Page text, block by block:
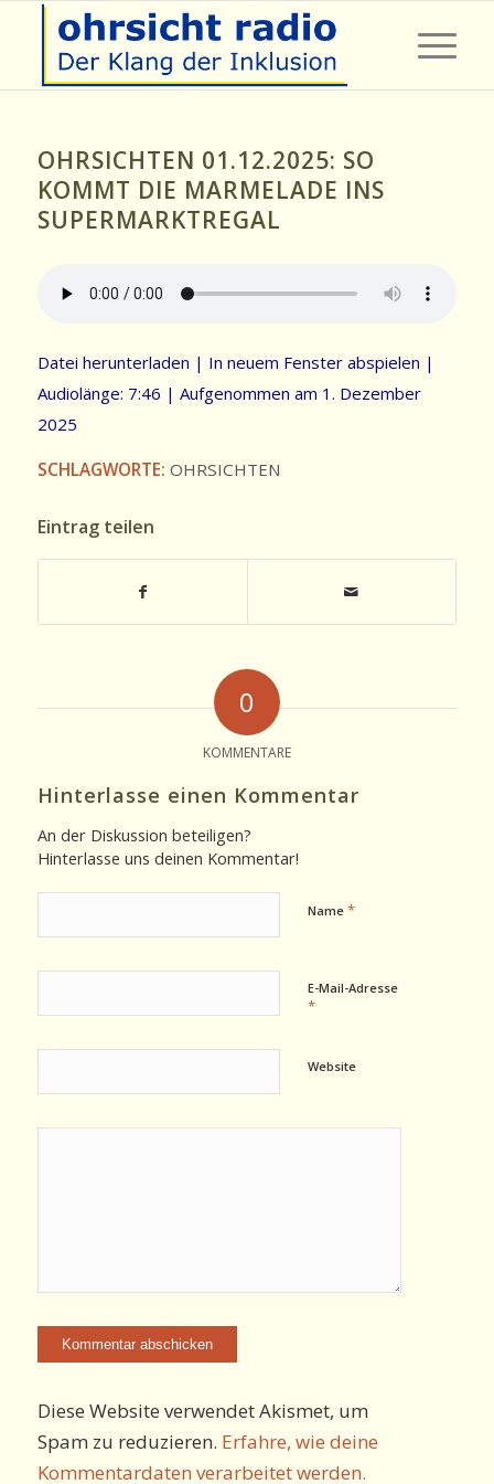
OHRSICHTEN 01.12.2025: SO
KOMMT DIE MARMELADE INS
SUPERMARKTREGAL
Datei herunterladen | In neuem Fenster abspielen |
Audiolänge: 7:46 | Aufgenommen am 1. Dezember
2025
SCHLAGWORTE: OHRSICHTEN
Eintrag teilen
0
KOMMENTARE
Hinterlasse einen Kommentar
An der Diskussion beteiligen?
Hinterlasse uns deinen Kommentar!
Name *
E-Mail-Adresse
*
Website
Diese Website verwendet Akismet, um
Spam zu reduzieren. Erfahre, wie deine
Kommentardaten verarbeitet werden.